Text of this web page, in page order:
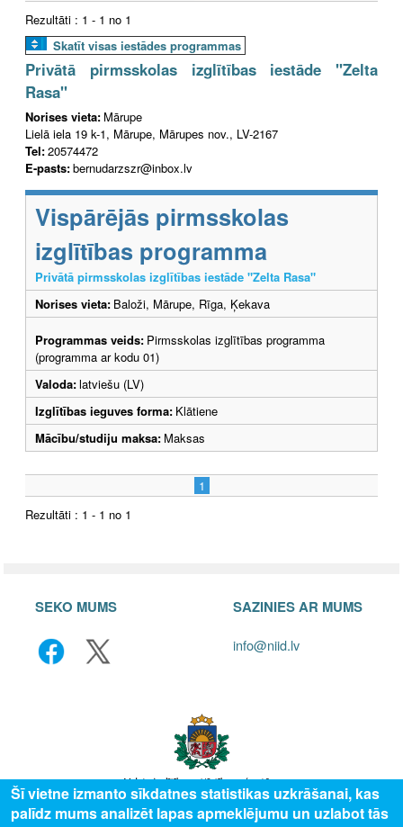
Rezultāti : 1 - 1 no 1
Skatīt visas iestādes programmas
Privātā pirmsskolas izglītības iestāde "Zelta
Rasa"
Norises vieta: Mārupe
Lielā iela 19 k-1, Mārupe, Mārupes nov., LV-2167
Tel:20574472
E-pasts:bernudarzszr@inbox.lv
Vispārējās pirmsskolas
izglītības programma
Privātā pirmsskolas izglītības iestāde "Zelta Rasa"
Norises vieta: Baloži, Mārupe, Rīga, Ķekava
Programmas veids: Pirmsskolas izglītības programma
(programma ar kodu 01)
Valoda:latviešu (LV)
Izglītības ieguves forma: Klātiene
Mācību/studiju maksa: Maksas
1
Rezultāti : 1 - 1 no 1
SEKO MUMS SAZINIES AR MUMS
info@niid.lv
Šī vietne izmanto sīkdatnes statistikas uzkrāšanai, kas
palīdz mums analizēt lapas apmeklējumu un uzlabot tās